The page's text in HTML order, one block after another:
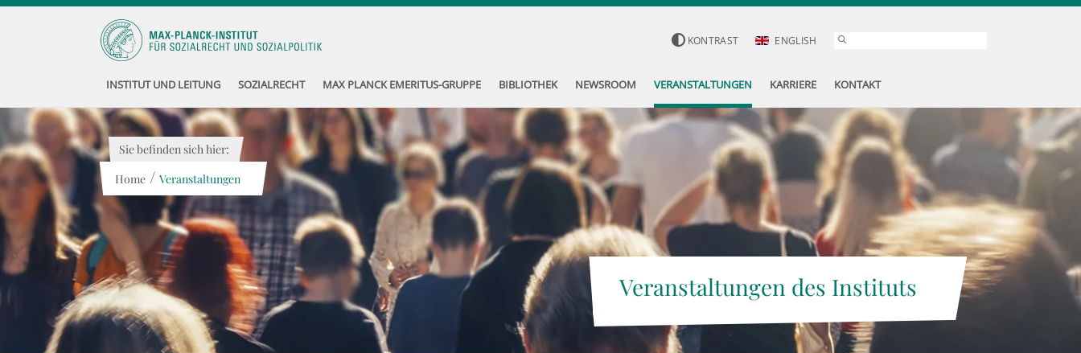
KONTRAST ENGLISH
INSTITUT UND LEITUNG SOZIALRECHT MAX PLANCK EMERITUS-GRUPPE BIBLIOTHEK NEWSROOM VERANSTALTUNGEN KARRIERE KONTAKT
Veranstaltungen des Instituts
Sie befinden sich hier:
Home / Veranstaltungen